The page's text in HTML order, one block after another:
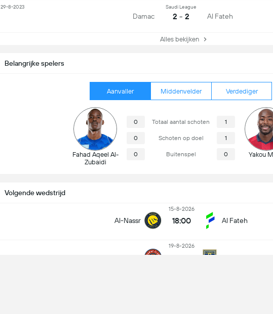
Volgende wedstrijd
Al-Nassr
15-8-2026
18:00 Al Fateh
19-8-2026
Belangrijke spelers
Aanvaller Middenvelder Verdediger
Fahad Aqeel Al-
Zubaidi
0 Totaal aantal schoten 1
0 Schoten op doel 1
0 Buitenspel 0 Yakou
Damac
Saudi League
2 - 2 Al Fateh
29-8-2023
Alles bekijken